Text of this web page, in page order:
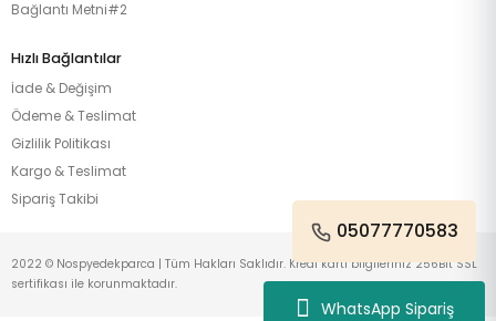
WhatsApp Sipariş
Bağlantı Metni#2
Hızlı Bağlantılar
İade & Değişim
Ödeme & Teslimat
Gizlilik Politikası
Kargo & Teslimat
Sipariş Takibi
05077770583
2022 © Nospyedekparca | Tüm Hakları Saklıdır. Kredi kartı bilgileriniz 256Bit SSL
sertifikası ile korunmaktadır.